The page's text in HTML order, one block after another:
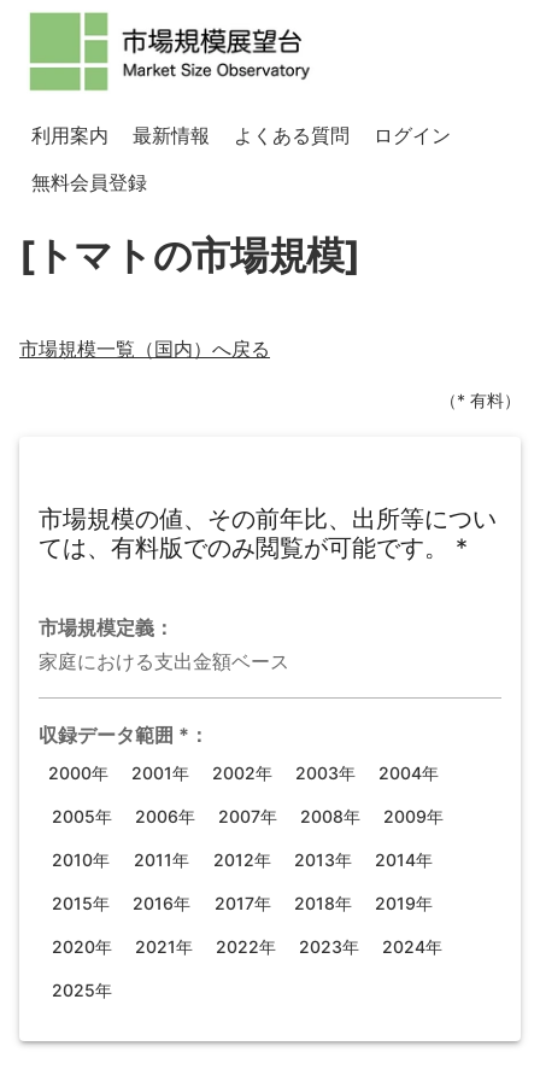
利用案内 最新情報 よくある質問
ログイン
無料会員登録
[トマトの市場規模]
市場規模一覧（国内）へ戻る
（* 有料）
市場規模の値、その前年比、出所等につい
ては、有料版でのみ閲覧が可能です。
*
市場規模定義：
家庭における支出金額ベース
収録データ範囲 * ：
2000年 2001年 2002年 2003年 2004年
2005年 2006年 2007年 2008年 2009年
2010年 2011年 2012年 2013年 2014年
2015年 2016年 2017年 2018年 2019年
2020年 2021年 2022年 2023年 2024年
2025年